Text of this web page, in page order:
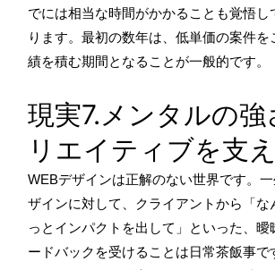
でには相当な時間がかかることも覚悟し
ります。最初の数年は、低単価の案件を
績を積む期間となることが一般的です。
現実7.メンタルの強
リエイティブを支
WEBデザインは正解のない世界です。
ザインに対して、クライアントから「な
っとインパクトを出して」といった、曖
ードバックを受けることは日常茶飯事で